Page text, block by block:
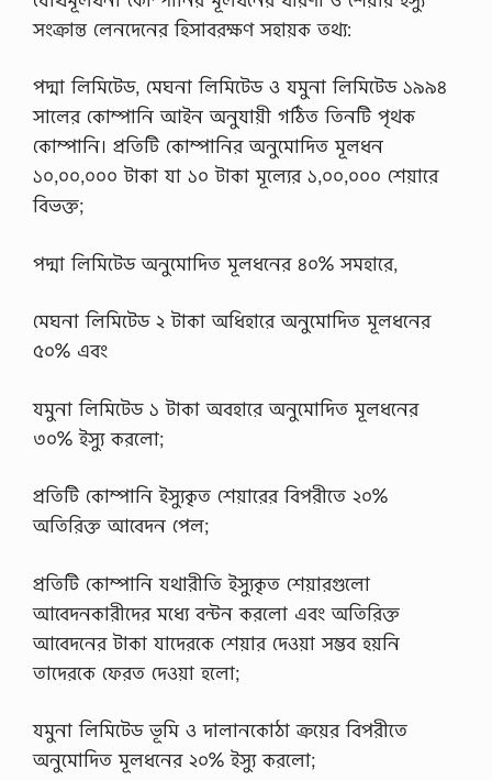
সংক্রান্ত লেনদেনের হিসাবরক্ষণ সহায়ক তথ্য:
পদ্মা লিমিটেড, মেঘনা লিমিটেড ও যমুনা লিমিটেড ১৯৯৪
সালের কোম্পানি আইন অনুযায়ী গঠিত তিনটি পৃথক
কোম্পানি। প্রতিটি কোম্পানির অনুমােদিত মূলধন
১০,০০,০০০ টাকা যা ১০ টাকা মূল্যের ১,০০,০০০ শেয়ারে
বিভক্ত;
পদ্মা লিমিটেড অনুমােদিত মূলধনের ৪০% সমহারে,
মেঘনা লিমিটেড ২ টাকা অধিহারে অনুমােদিত মূলধনের
৫০% এবং
যমুনা লিমিটেড ১ টাকা অবহারে অনুমােদিত মূলধনের
৩০% ইস্যু করলাে;
প্রতিটি কোম্পানি ইস্যুকৃত শেয়ারের বিপরীতে ২০%
অতিরিক্ত আবেদন পেল;
প্রতিটি কোম্পানি যথারীতি ইস্যুকৃত শেয়ারগুলাে
আবেদনকারীদের মধ্যে বন্টন করলাে এবং অতিরিক্ত
আবেদনের টাকা যাদেরকে শেয়ার দেওয়া সম্ভব হয়নি
তাদেরকে ফেরত দেওয়া হলাে;
যমুনা লিমিটেড ভূমি ও দালানকোঠা ক্রয়ের বিপরীতে
অনুমােদিত মূলধনের ২০% ইস্যু করলাে;